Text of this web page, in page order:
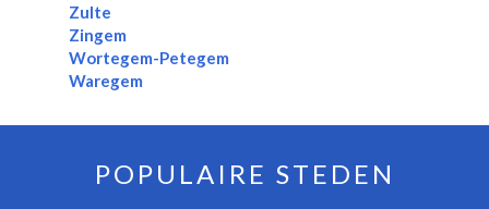
Zulte
Zingem
Wortegem-Petegem
Waregem
POPULAIRE STEDEN